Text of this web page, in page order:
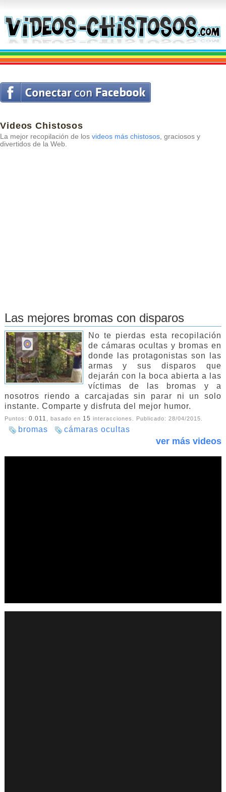
Videos Chistosos
La mejor recopilación de los videos más chistosos, graciosos y
divertidos de la Web.
Las mejores bromas con disparos
No te pierdas esta recopilación
de cámaras ocultas y bromas en
donde las protagonistas son las
armas y sus disparos que
dejarán con la boca abierta a las
víctimas de las bromas y a
nosotros riendo a carcajadas sin parar ni un solo
instante. Comparte y disfruta del mejor humor.
Puntos: 0.011 , basado en 15 interacciones. Publicado: 28/04/2015.
bromas cámaras ocultas
ver más videos